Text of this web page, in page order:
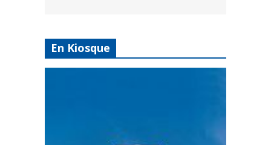
En Kiosque